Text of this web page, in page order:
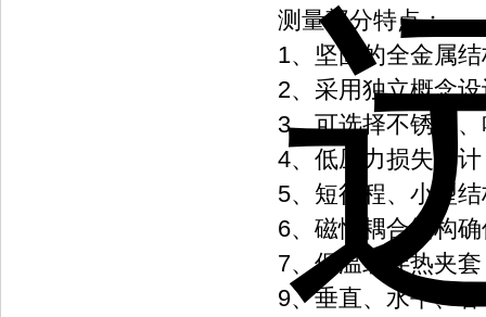
测量部分特点：
1、坚固的全金属
2、采用独立概念
3、可选择不锈钢
4、低压力损失设计
5、短行程、小型
6、磁性耦合结构
7、保温或伴热夹套
9、垂直、水平、